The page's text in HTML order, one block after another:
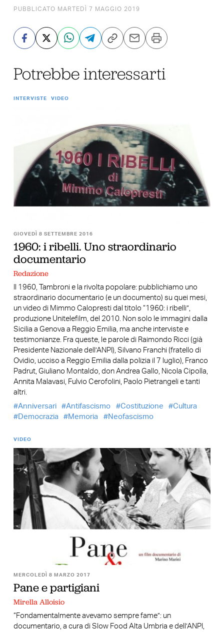
PUBBLICATO MARTEDÌ 7 MAGGIO 2019
Potrebbe interessarti
INTERVISTE VIDEO
GIOVEDÌ 8 SETTEMBRE 2016
1960: i ribelli. Uno straordinario
documentario
Redazione
Il 1960, Tambroni e la rivolta popolare: pubblichiamo uno
straordinario documentario (e un documento) su quei mesi,
un video di Mimmo Calopresti dal titolo “1960: i ribelli”,
produzione Unitelefilm, del 2010. Non solo le immagini dalla
Sicilia a Genova a Reggio Emilia, ma anche interviste e
testimonianze. Fra queste, le parole di Raimondo Ricci (già
Presidente Nazionale dell’ANPI), Silvano Franchi (fratello di
Ovidio, ucciso a Reggio Emilia dalla polizia il 7 luglio), Franco
Padrut, Giuliano Montaldo, don Andrea Gallo, Nicola Cipolla,
Annita Malavasi, Fulvio Cerofolini, Paolo Pietrangeli e tanti
altri.
Anniversari
Antifascismo Costituzione
Cultura
Democrazia
Memoria Neofascismo
VIDEO
MERCOLEDÌ 8 MARZO 2017
Pane e partigiani
Mirella Alloisio
“Fondamentalmente avevamo sempre fame”: un
documentario, a cura di Slow Food Alta Umbria e dell’ANPI,